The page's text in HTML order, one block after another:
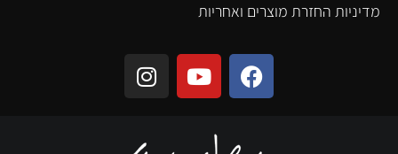
מדיניות החזרת מוצרים ואחריות